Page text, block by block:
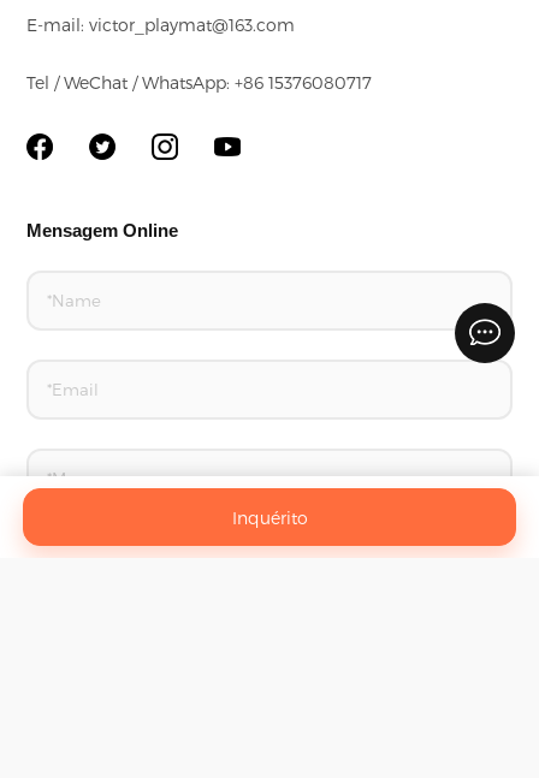
E-mail: victor_playmat@163.com
Tel / WeChat / WhatsApp: +86 15376080717
Mensagem Online
Inquérito